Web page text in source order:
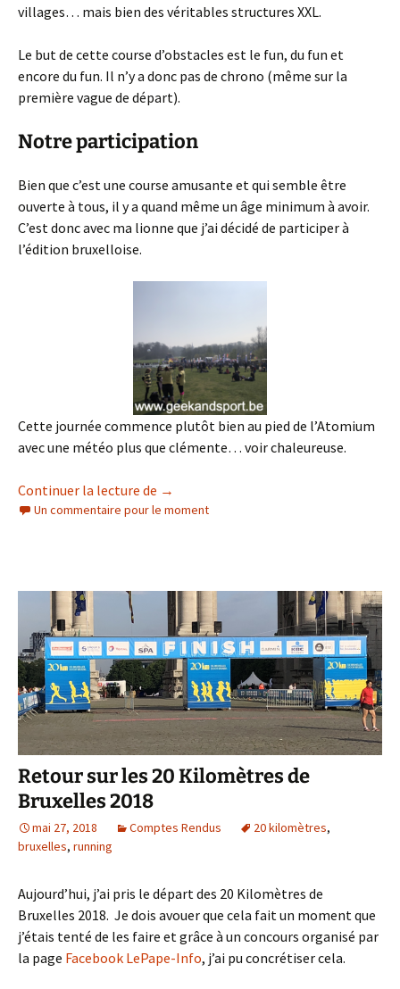
villages… mais bien des véritables structures XXL.
Le but de cette course d’obstacles est le fun, du fun et
encore du fun. Il n’y a donc pas de chrono (même sur la
première vague de départ).
Notre participation
Bien que c’est une course amusante et qui semble être
ouverte à tous, il y a quand même un âge minimum à avoir.
C’est donc avec ma lionne que j’ai décidé de participer à
l’édition bruxelloise.
Cette journée commence plutôt bien au pied de l’Atomium
avec une météo plus que clémente… voir chaleureuse.
Continuer la lecture de Retour sur les Air Games de Bruxelles
→
Un commentaire pour le moment
Retour sur les 20 Kilomètres de
Bruxelles 2018
mai 27, 2018 Comptes Rendus 20 kilomètres,
bruxelles, running
Aujourd’hui, j’ai pris le départ des 20 Kilomètres de
Bruxelles 2018. Je dois avouer que cela fait un moment que
j’étais tenté de les faire et grâce à un concours organisé par
la page Facebook LePape-Info, j’ai pu concrétiser cela.